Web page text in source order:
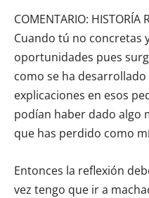
COMENTARIO: HISTORÍA
Cuando tú no concretas
oportunidades pues
como se ha
explicaciones en esos
podían haber dado algo
que has perdido como
Entonces la reflexión
vez tengo que ir a